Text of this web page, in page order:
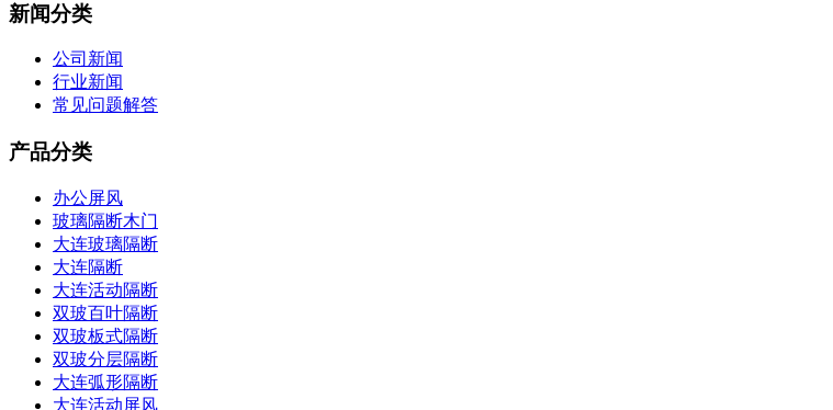
新闻分类
公司新闻
行业新闻
常见问题解答
产品分类
办公屏风
玻璃隔断木门
大连玻璃隔断
大连隔断
大连活动隔断
双玻百叶隔断
双玻板式隔断
双玻分层隔断
大连弧形隔断
大连活动屏风